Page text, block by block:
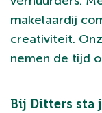
makelaardij
creativiteit.
nemen de tijd
Bij Ditters sta